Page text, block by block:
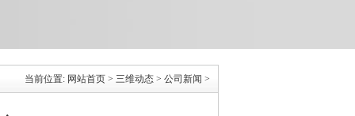
当前位置: 网站首页 > 三维动态 > 公司新闻 >